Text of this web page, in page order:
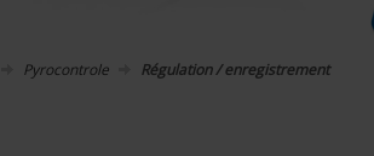
Pyrocontrole Régulation / enregistrement